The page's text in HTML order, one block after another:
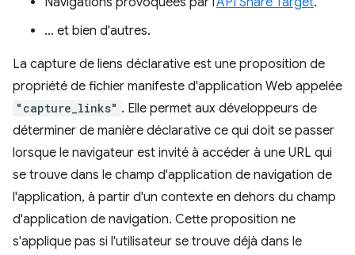
… et bien d'autres.
La capture de liens déclarative est une proposition de
propriété de fichier manifeste d'application Web appelée
"capture_links" . Elle permet aux développeurs de
déterminer de manière déclarative ce qui doit se passer
lorsque le navigateur est invité à accéder à une URL qui
se trouve dans le champ d'application de navigation de
l'application, à partir d'un contexte en dehors du champ
d'application de navigation. Cette proposition ne
s'applique pas si l'utilisateur se trouve déjà dans le